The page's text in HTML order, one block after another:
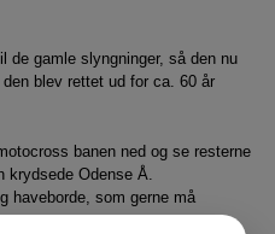
de gamle slyngninger, så den nu
blev rettet ud for ca. 60 år
banen ned og se resterne
krydsede Odense Å.
haveborde, som gerne må